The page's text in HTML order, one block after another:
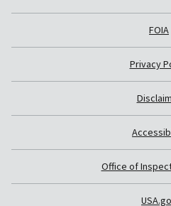
FOIA
Privacy
Office of